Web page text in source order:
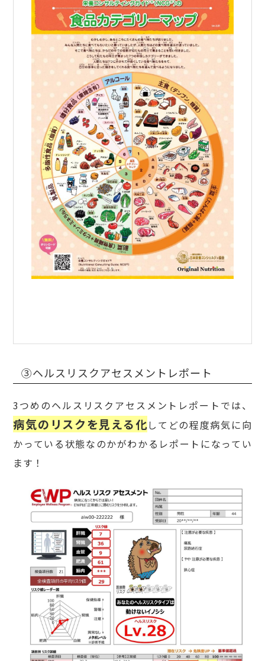
③ヘルスリスクアセスメントレポート
3つめのヘルスリスクアセスメントレポートでは、
病気のリスクを見える化してどの程度病気に向
かっている状態なのかがわかるレポートになってい
ます！